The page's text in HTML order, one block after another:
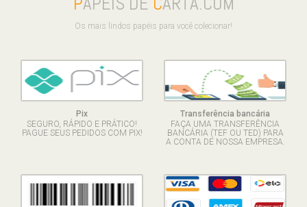
Os mais lindos papéis para você colecionar!
Pix
SEGURO, RÁPIDO E PRÁTICO!
PAGUE SEUS PEDIDOS COM PIX!
Transferência bancária
FAÇA UMA TRANSFERÊNCIA
BANCÁRIA (TEF OU TED) PARA
A CONTA DE NOSSA EMPRESA.